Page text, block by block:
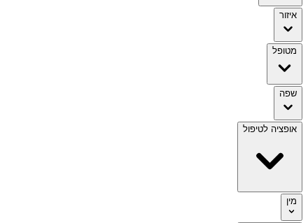
איזור
מטופל
שפה
אופציה לטיפול
מין